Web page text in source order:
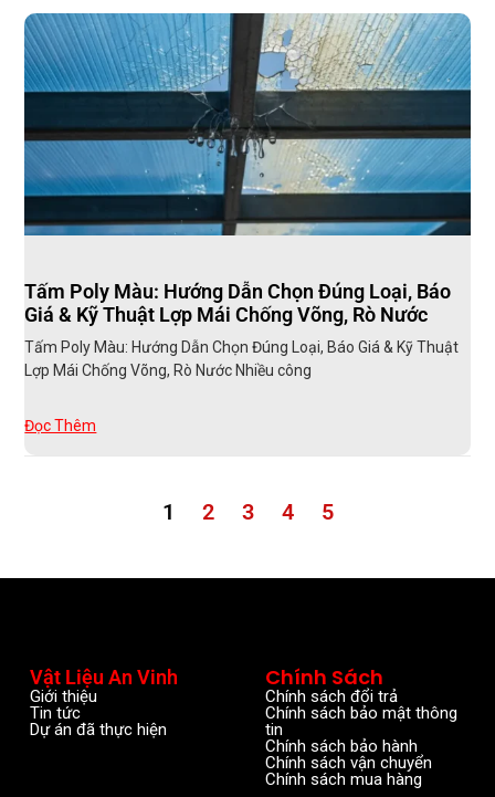
Tấm Poly Màu: Hướng Dẫn Chọn Đúng Loại, Báo
Giá & Kỹ Thuật Lợp Mái Chống Võng, Rò Nước
Tấm Poly Màu: Hướng Dẫn Chọn Đúng Loại, Báo Giá & Kỹ Thuật
Lợp Mái Chống Võng, Rò Nước Nhiều công
Đọc Thêm
1 2 3 4 5
Vật Liệu An Vinh
Giới thiệu
Tin tức
Dự án đã thực hiện
Chính Sách
Chính sách đổi trả
Chính sách bảo mật thông
tin
Chính sách bảo hành
Chính sách vận chuyển
Chính sách mua hàng